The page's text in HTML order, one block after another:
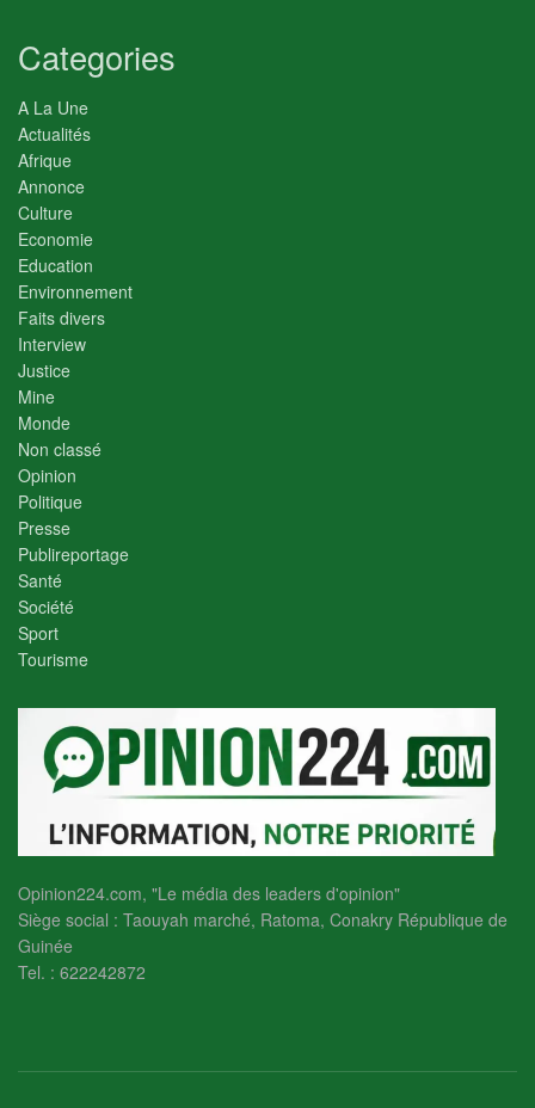
Categories
A La Une
Actualités
Afrique
Annonce
Culture
Economie
Education
Environnement
Faits divers
Interview
Justice
Mine
Monde
Non classé
Opinion
Politique
Presse
Publireportage
Santé
Société
Sport
Tourisme
Opinion224.com, "Le média des leaders d'opinion"
Siège social : Taouyah marché, Ratoma, Conakry République de
Guinée
Tel. : 622242872